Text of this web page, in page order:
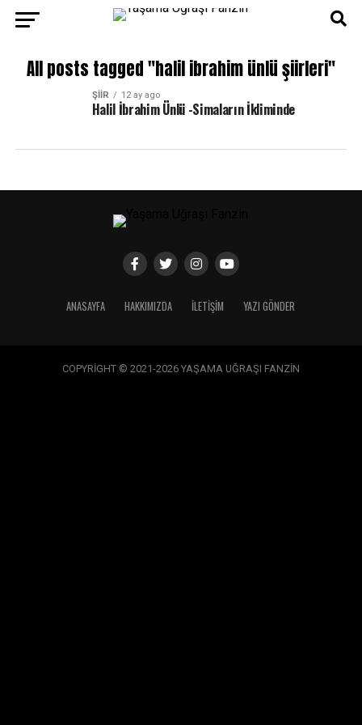
All posts tagged "halil ibrahim ünlü şiirleri"
ŞIIR 12 ay ago
Halil İbrahim Ünlü -Simaların İkliminde
ANASAYFA HAKKIMIZDA İLETIŞIM YAZI GÖNDER
COPYRİGHT © 2021-2026 YAŞAMA UĞRAŞI FANZİN